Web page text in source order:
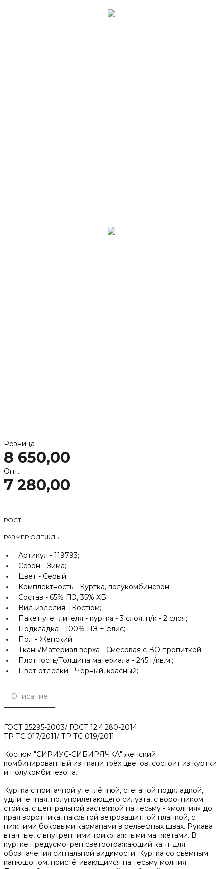
Розница
8 650,00
Опт.
7 280,00
РОСТ
РАЗМЕР ОДЕЖДЫ
Артикул - 119793;
Сезон - Зима;
Цвет - Серый;
Комплектность - Куртка, полукомбинезон;
Состав - 65% ПЭ, 35% ХБ;
Вид изделия - Костюм;
Пакет утеплителя - куртка - 3 слоя, п/к - 2 слоя;
Подкладка - 100% ПЭ + флис;
Пол - Женский;
Ткань/Материал верха - Смесовая с ВО пропиткой;
Плотность/Толщина материала - 245 г/кв.м.;
Цвет отделки - Черный, красный;
Описание
ГОСТ 25295-2003/ ГОСТ 12.4.280-2014
ТР ТС 017/2011/ ТР ТС 019/2011
Костюм "СИРИУС-СИБИРЯЧКА" женский
комбинированный из ткани трёх цветов, состоит из куртки
и полукомбинезона.
Куртка с притачной утеплённой, стеганой подкладкой,
удлиненная, полуприлегающего силуэта, с воротником
стойка, с центральной застёжкой на тесьму - «молния» до
края воротника, накрытой ветрозащитной планкой, с
нижними боковыми карманами в рельефных швах. Рукава
втачные, с внутренними трикотажными манжетами. В
куртке предусмотрен светоотражающий кант для
обозначения сигнальной видимости. Куртка со съёмным
капюшоном, пристёгивающимся на тесьму молния.